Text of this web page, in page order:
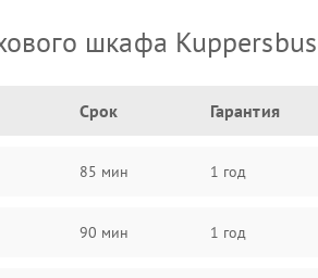
шкафа
Срок Гарантия
85 мин 1 год
90 мин 1 год